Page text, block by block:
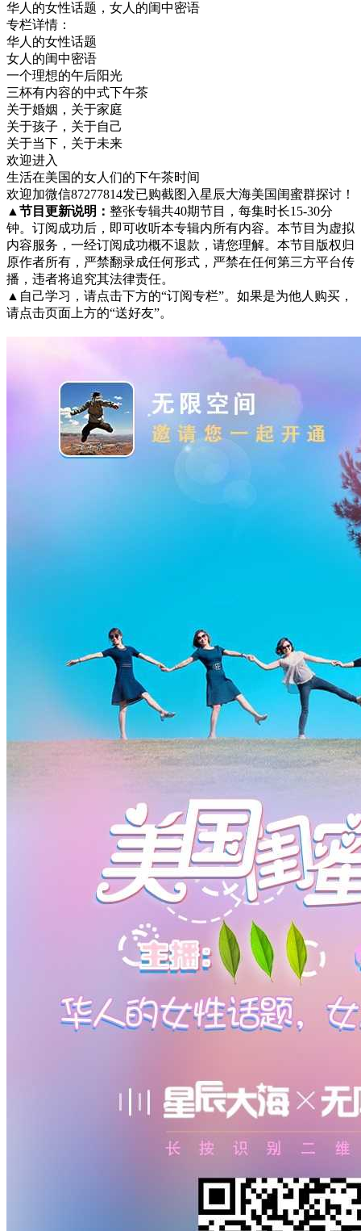
华人的女性话题，女人的闺中密语
专栏详情：
华人的女性话题
女人的闺中密语
一个理想的午后阳光
三杯有内容的中式下午茶
关于婚姻，关于家庭
关于孩子，关于自己
关于当下，关于未来
欢迎进入
生活在美国的女人们的下午茶时间
欢迎加微信87277814发已购截图入星辰大海美国闺蜜群探讨！
▲ 节目更新说明： 整张专辑共40期节目，每集时长15-30分
钟。订阅成功后，即可收听本专辑内所有内容。本节目为虚拟
内容服务，一经订阅成功概不退款，请您理解。本节目版权归
原作者所有，严禁翻录成任何形式，严禁在任何第三方平台传
播，违者将追究其法律责任。
▲ 自己学习，请点击下方的“订阅专栏”。如果是为他人购买，
请点击页面上方的“送好友”。